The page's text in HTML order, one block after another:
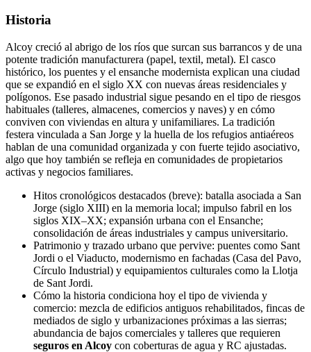
Historia
Alcoy creció al abrigo de los ríos que surcan sus barrancos y de una
potente tradición manufacturera (papel, textil, metal). El casco
histórico, los puentes y el ensanche modernista explican una ciudad
que se expandió en el siglo XX con nuevas áreas residenciales y
polígonos. Ese pasado industrial sigue pesando en el tipo de riesgos
habituales (talleres, almacenes, comercios y naves) y en cómo
conviven con viviendas en altura y unifamiliares. La tradición
festera vinculada a San Jorge y la huella de los refugios antiaéreos
hablan de una comunidad organizada y con fuerte tejido asociativo,
algo que hoy también se refleja en comunidades de propietarios
activas y negocios familiares.
Hitos cronológicos destacados (breve): batalla asociada a San
Jorge (siglo XIII) en la memoria local; impulso fabril en los
siglos XIX–XX; expansión urbana con el Ensanche;
consolidación de áreas industriales y campus universitario.
Patrimonio y trazado urbano que pervive: puentes como Sant
Jordi o el Viaducto, modernismo en fachadas (Casa del Pavo,
Círculo Industrial) y equipamientos culturales como la Llotja
de Sant Jordi.
Cómo la historia condiciona hoy el tipo de vivienda y
comercio: mezcla de edificios antiguos rehabilitados, fincas de
mediados de siglo y urbanizaciones próximas a las sierras;
abundancia de bajos comerciales y talleres que requieren
seguros en Alcoy con coberturas de agua y RC ajustadas.